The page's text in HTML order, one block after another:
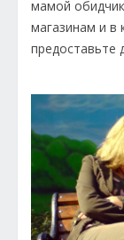
мамой
магазинам и в
предоставьте